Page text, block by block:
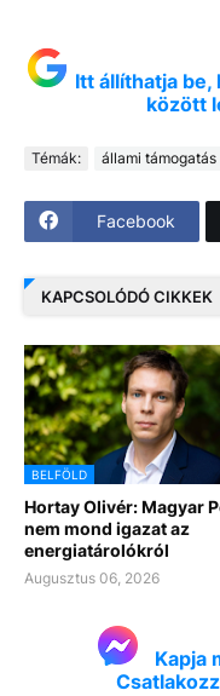
Itt állíthatja be,
között
Témák: állami támogatás
Facebook
KAPCSOLÓDÓ CIKKEK
BELFÖLD
Hortay Olivér: Magyar
nem mond igazat az
energiatárolókról
Augusztus 06, 2026
Kapja